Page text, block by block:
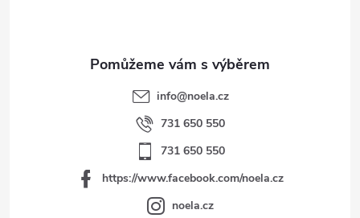
info@noela.cz
731 650 550
731 650 550
https://www.facebook.com/noela.cz
noela.cz